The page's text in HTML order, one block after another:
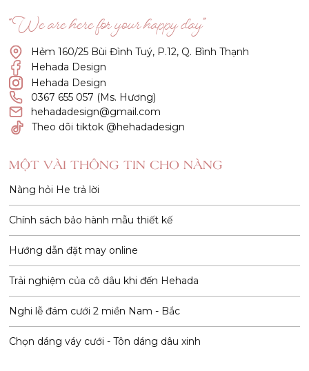
“We are here for your happy day”
Hẻm 160/25 Bùi Đình Tuý, P.12, Q. Bình Thạnh
Hehada Design
Hehada Design
0367 655 057 (Ms. Hương)
hehadadesign@gmail.com
Theo dõi tiktok @hehadadesign
MỘT VÀI THÔNG TIN CHO NÀNG
Nàng hỏi He trả lời
Chính sách bảo hành mẫu thiết kế
Hướng dẫn đặt may online
Trải nghiệm của cô dâu khi đến Hehada
Nghi lễ đám cưới 2 miền Nam - Bắc
Chọn dáng váy cưới - Tôn dáng dâu xinh